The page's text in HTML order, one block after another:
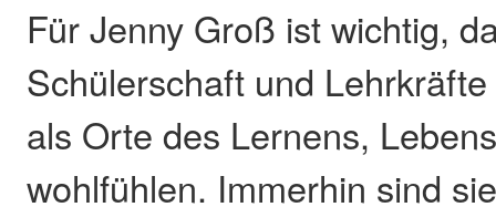
Für Jenny Groß ist wichtig,
Schülerschaft und
als Orte des Lernens,
wohlfühlen. Immerhin sind